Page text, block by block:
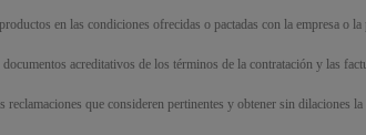
en las condiciones ofrecidas o pactadas con la empresa o la
acreditativos de los términos de la contratación y las
reclamaciones que consideren pertinentes y obtener sin dilaciones